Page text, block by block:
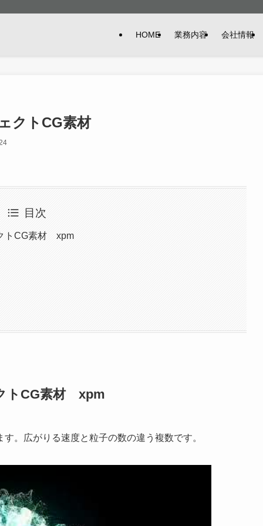
HOME 業務内容 会社情報
クトCG素材
目次
トCG素材 xpm
トCG素材 xpm
。広がりる速度と粒子の数の違う複数です。